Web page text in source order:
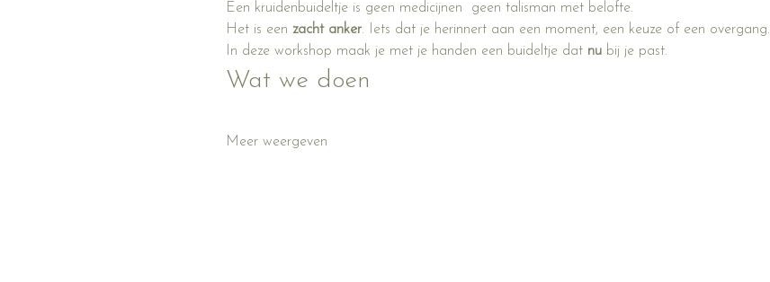
Een kruidenbuideltje is geen medicijnen  geen talisman met belofte.
Het is een zacht anker. Iets dat je herinnert aan een moment, een keuze of een overgang.
In deze workshop maak je met je handen een buideltje dat nu bij je past.
Wat we doen
Meer weergeven